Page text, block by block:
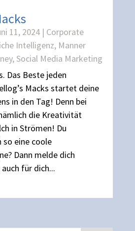
11, 2024| Corporate
Intelligenz, Manner
,Social Media Marketing
Das Beste jeden
Macks startet deine
in den Tag! Denn bei
die Kreativität
in Strömen! Du
eine coole
Dann melde dich
für dich...